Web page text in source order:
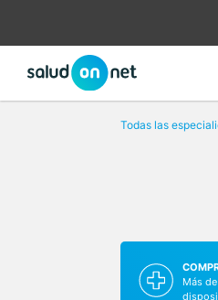
Todas las
Más